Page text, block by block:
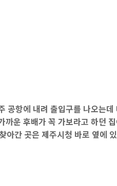
공항에 내려 출입구를 나오는
까운 후배가 꼭 가보라고 하던
아간 곳은 제주시청 바로 옆에